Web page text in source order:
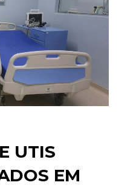
UTIS
EM